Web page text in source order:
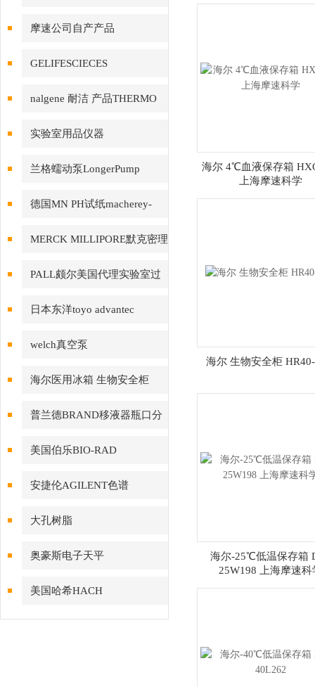
摩速公司自产产品
GELIFESCIECES
nalgene 耐洁 产品THERMO
赛默飞
实验室用品仪器
兰格蠕动泵LongerPump
德国MN PH试纸macherey-
MERCK MILLIPORE默克密理
PALL颇尔美国代理实验室过
滤产品
日本东洋toyo advantec
welch真空泵
海尔医用冰箱 生物安全柜
普兰德BRAND移液器瓶口分
配器
美国伯乐BIO-RAD
安捷伦AGILENT色谱
大孔树脂
奥豪斯电子天平
美国哈希HACH
海尔 4℃血液保存箱
上海摩速科学
海尔 生物安全柜
海尔-25℃低温保存箱
25W198 上海摩速科